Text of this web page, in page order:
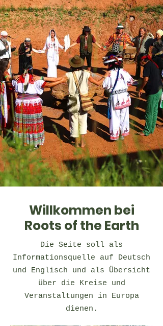
Willkommen bei
Roots of the Earth
Die Seite soll als
Informationsquelle auf Deutsch
und Englisch und als Übersicht
über die Kreise und
Veranstaltungen in Europa
dienen.